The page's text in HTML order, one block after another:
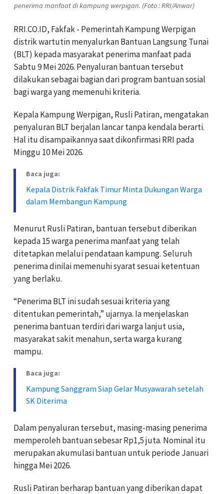
penerima manfaat di kampung werpigan. (Foto : RRI/Anwar)
RRI.CO.ID, Fakfak - Pemerintah Kampung Werpigan
distrik wartutin menyalurkan Bantuan Langsung Tunai
(BLT) kepada masyarakat penerima manfaat pada
Sabtu 9 Mei 2026. Penyaluran bantuan tersebut
dilakukan sebagai bagian dari program bantuan sosial
bagi warga yang memenuhi kriteria.
Kepala Kampung Werpigan, Rusli Patiran, mengatakan
penyaluran BLT berjalan lancar tanpa kendala berarti.
Hal itu disampaikannya saat dikonfirmasi RRI pada
Minggu 10 Mei 2026.
Baca juga:
Kepala Distrik Fakfak Timur Minta Dukungan Warga
dalam Membangun Kampung
Menurut Rusli Patiran, bantuan tersebut diberikan
kepada 15 warga penerima manfaat yang telah
ditetapkan melalui pendataan kampung. Seluruh
penerima dinilai memenuhi syarat sesuai ketentuan
yang berlaku.
“Penerima BLT ini sudah sesuai kriteria yang
ditentukan pemerintah,” ujarnya. Ia menjelaskan
penerima bantuan terdiri dari warga lanjut usia,
masyarakat sakit menahun, serta warga kurang
mampu.
Baca juga:
Kampung Sanggram Siap Gelar Musyawarah setelah
SK Diterima
Dalam penyaluran tersebut, masing-masing penerima
memperoleh bantuan sebesar Rp1,5 juta. Nominal itu
merupakan akumulasi bantuan untuk periode Januari
hingga Mei 2026.
Rusli Patiran berharap bantuan yang diberikan dapat